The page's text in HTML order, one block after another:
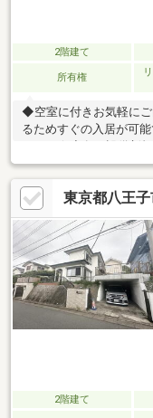
2階建て
所有権
◆空室に付きお気軽に
るためすぐの入居が可
おすすめポイント～ ・コンビニ： 徒歩14分 ・スーパ
ー： 徒歩14分 ・薬
校： 徒歩10分 ・中
ご見学♪内覧ご希望＆お
GLOBALKOEIまで！！
～19:00【定休日】水曜
東京都八王
2階建て